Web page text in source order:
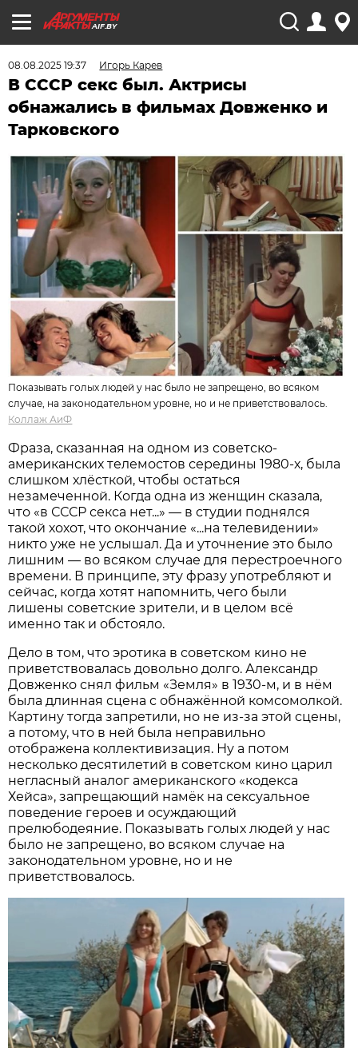
AIF.BY
08.08.2025 19:37 Игорь Карев
В СССР секс был. Актрисы
обнажались в фильмах Довженко и
Тарковского
Показывать голых людей у нас было не запрещено, во всяком
случае, на законодательном уровне, но и не приветствовалось.
Коллаж АиФ
Фраза, сказанная на одном из советско-
американских телемостов середины 1980-х, была
слишком хлёсткой, чтобы остаться
незамеченной. Когда одна из женщин сказала,
что «в СССР секса нет...» — в студии поднялся
такой хохот, что окончание «...на телевидении»
никто уже не услышал. Да и уточнение это было
лишним — во всяком случае для перестроечного
времени. В принципе, эту фразу употребляют и
сейчас, когда хотят напомнить, чего были
лишены советские зрители, и в целом всё
именно так и обстояло.
Дело в том, что эротика в советском кино не
приветствовалась довольно долго. Александр
Довженко снял фильм «Земля» в 1930-м, и в нём
была длинная сцена с обнажённой комсомолкой.
Картину тогда запретили, но не из-за этой сцены,
а потому, что в ней была неправильно
отображена коллективизация. Ну а потом
несколько десятилетий в советском кино царил
негласный аналог американского «кодекса
Хейса», запрещающий намёк на сексуальное
поведение героев и осуждающий
прелюбодеяние. Показывать голых людей у нас
было не запрещено, во всяком случае на
законодательном уровне, но и не
приветствовалось.